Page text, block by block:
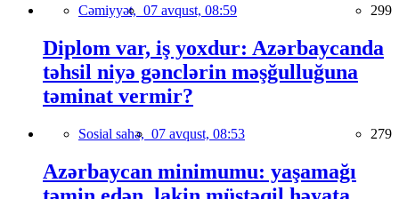
Cəmiyyət, 07 avqust, 08:59 299
Diplom var, iş yoxdur: Azərbaycanda
təhsil niyə gənclərin məşğulluğuna
təminat vermir?
Sosial sahə, 07 avqust, 08:53 279
Azərbaycan minimumu: yaşamağı